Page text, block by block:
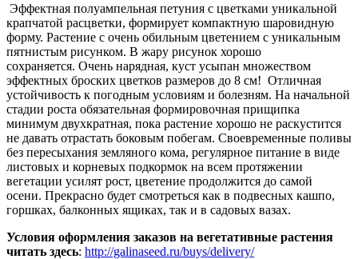
Эффектная полуампельная петуния с цветками уникальной
крапчатой расцветки, формирует компактную шаровидную
форму. Растение с очень обильным цветением с уникальным
пятнистым рисунком. В жару рисунок хорошо
сохраняется. Очень нарядная, куст усыпан множеством
эффектных броских цветков размеров до 8 см! Отличная
устойчивость к погодным условиям и болезням. На начальной
стадии роста обязательная формировочная прищипка
минимум двухкратная, пока растение хорошо не раскустится
не давать отрастать боковым побегам. Своевременные поливы
без пересыхания земляного кома, регулярное питание в виде
листовых и корневых подкормок на всем протяжении
вегетации усилят рост, цветение продолжится до самой
осени. Прекрасно будет смотреться как в подвесных кашпо,
горшках, балконных ящиках, так и в садовых вазах.
Условия оформления заказов на вегетативные растения
читать здесь: http://galinaseed.ru/buys/delivery/